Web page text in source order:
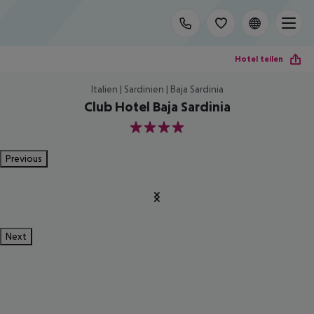
Hotel teilen
Italien | Sardinien | Baja Sardinia
Club Hotel Baja Sardinia
4
Previous
Next